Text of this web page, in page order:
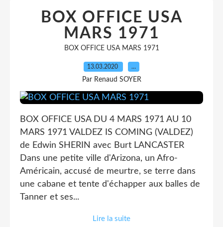
BOX OFFICE USA
MARS 1971
BOX OFFICE USA MARS 1971
13.03.2020 …
Par Renaud SOYER
BOX OFFICE USA DU 4 MARS 1971 AU 10
MARS 1971 VALDEZ IS COMING (VALDEZ)
de Edwin SHERIN avec Burt LANCASTER
Dans une petite ville d'Arizona, un Afro-
Américain, accusé de meurtre, se terre dans
une cabane et tente d'échapper aux balles de
Tanner et ses...
Lire la suite